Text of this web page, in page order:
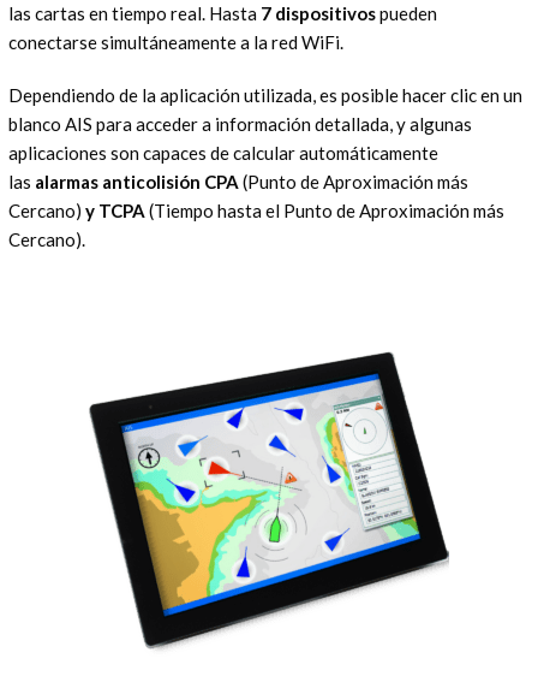
las cartas en tiempo real. Hasta 7 dispositivospueden
conectarse simultáneamente a la red WiFi.
Dependiendo de la aplicación utilizada, es posible hacer clic en un
blanco AIS para acceder a información detallada, y algunas
aplicaciones son capaces de calcular automáticamente
las alarmas anticolisión CPA (Punto de Aproximación más
Cercano)y TCPA (Tiempo hasta el Punto de Aproximación más
Cercano).